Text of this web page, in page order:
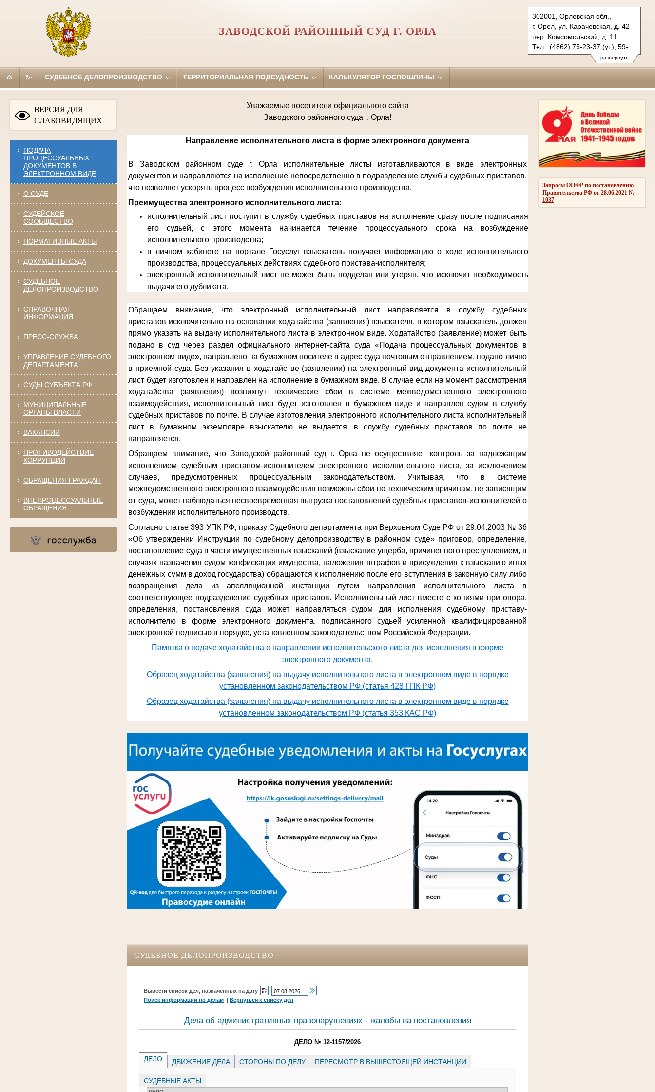
развернуть
302001, Орловская обл.,
г. Орел, ул. Карачевская, д. 42
пер. Комсомольский, д. 11
Тел.: (4862) 75-23-37 (уг.), 59-
63-47 (гражд.)
zavodskoy.orl@sudrf.ru
ЗАВОДСКОЙ РАЙОННЫЙ СУД Г. ОРЛА
СУДЕБНОЕ ДЕЛОПРОИЗВОДСТВО ТЕРРИТОРИАЛЬНАЯ ПОДСУДНОСТЬ КАЛЬКУЛЯТОР ГОСПОШЛИНЫ
ВЕРСИЯ ДЛЯ
СЛАБОВИДЯЩИХ
ПОДАЧА
ПРОЦЕССУАЛЬНЫХ
ДОКУМЕНТОВ В
ЭЛЕКТРОННОМ ВИДЕ
О СУДЕ
СУДЕЙСКОЕ
СООБЩЕСТВО
НОРМАТИВНЫЕ АКТЫ
ДОКУМЕНТЫ СУДА
СУДЕБНОЕ
ДЕЛОПРОИЗВОДСТВО
СПРАВОЧНАЯ
ИНФОРМАЦИЯ
ПРЕСС-СЛУЖБА
УПРАВЛЕНИЕ СУДЕБНОГО
ДЕПАРТАМЕНТА
СУДЫ СУБЪЕКТА РФ
МУНИЦИПАЛЬНЫЕ
ОРГАНЫ ВЛАСТИ
ВАКАНСИИ
ПРОТИВОДЕЙСТВИЕ
КОРРУПЦИИ
ОБРАЩЕНИЯ ГРАЖДАН
ВНЕПРОЦЕССУАЛЬНЫЕ
ОБРАЩЕНИЯ
Запросы ОПФР по постановлению
Правительства РФ от 28.06.2021 №
1037
Уважаемые посетители официального сайта
Заводского районного суда г. Орла!
Направление исполнительного листа в форме электронного документа
В Заводском районном суде г. Орла исполнительные листы изготавливаются в виде электронных
документов и направляются на исполнение непосредственно в подразделение службы судебных приставов,
что позволяет ускорять процесс возбуждения исполнительного производства.
Преимущества электронного исполнительного листа:
исполнительный лист поступит в службу судебных приставов на исполнение сразу после подписания
его судьей, с этого момента начинается течение процессуального срока на возбуждение
исполнительного производства;
в личном кабинете на портале Госуслуг взыскатель получает информацию о ходе исполнительного
производства, процессуальных действиях судебного пристава-исполнителя;
электронный исполнительный лист не может быть подделан или утерян, что исключит необходимость
выдачи его дубликата.
Обращаем внимание, что электронный исполнительный лист направляется в службу судебных
приставов исключительно на основании ходатайства (заявления) взыскателя, в котором взыскатель должен
прямо указать на выдачу исполнительного листа в электронном виде. Ходатайство (заявление) может быть
подано в суд через раздел официального интернет-сайта суда «Подача процессуальных документов в
электронном виде», направлено на бумажном носителе в адрес суда почтовым отправлением, подано лично
в приемной суда. Без указания в ходатайстве (заявлении) на электронный вид документа исполнительный
лист будет изготовлен и направлен на исполнение в бумажном виде. В случае если на момент рассмотрения
ходатайства (заявления) возникнут технические сбои в системе межведомственного электронного
взаимодействия, исполнительный лист будет изготовлен в бумажном виде и направлен судом в службу
судебных приставов по почте. В случае изготовления электронного исполнительного листа исполнительный
лист в бумажном экземпляре взыскателю не выдается, в службу судебных приставов по почте не
направляется.
Обращаем внимание, что Заводской районный суд г. Орла не осуществляет контроль за надлежащим
исполнением судебным приставом-исполнителем электронного исполнительного листа, за исключением
случаев, предусмотренных процессуальным законодательством. Учитывая, что в системе
межведомственного электронного взаимодействия возможны сбои по техническим причинам, не зависящим
от суда, может наблюдаться несвоевременная выгрузка постановлений судебных приставов-исполнителей о
возбуждении исполнительного производств.
Согласно статье 393 УПК РФ, приказу Судебного департамента при Верховном Суде РФ от 29.04.2003 № 36
«Об утверждении Инструкции по судебному делопроизводству в районном суде» приговор, определение,
постановление суда в части имущественных взысканий (взыскание ущерба, причиненного преступлением, в
случаях назначения судом конфискации имущества, наложения штрафов и присуждения к взысканию иных
денежных сумм в доход государства) обращаются к исполнению после его вступления в законную силу либо
возвращения дела из апелляционной инстанции путем направления исполнительного листа в
соответствующее подразделение судебных приставов. Исполнительный лист вместе с копиями приговора,
определения, постановления суда может направляться судом для исполнения судебному приставу-
исполнителю в форме электронного документа, подписанного судьей усиленной квалифицированной
электронной подписью в порядке, установленном законодательством Российской Федерации.
Памятка о подаче ходатайства о направлении исполнительского листа для исполнения в форме
электронного документа.
Образец ходатайства (заявления) на выдачу исполнительного листа в электронном виде в порядке
установленном законодательством РФ (статья 428 ГПК РФ)
Образец ходатайства (заявления) на выдачу исполнительного листа в электронном виде в порядке
установленном законодательством РФ (статья 353 КАС РФ)
СУДЕБНОЕ ДЕЛОПРОИЗВОДСТВО
Вывести список дел, назначенных на дату
Поиск информации по делам
Вернуться к списку дел
Дела об административных правонарушениях - жалобы на постановления
ДЕЛО № 12-1157/2026
ДЕЛО ДВИЖЕНИЕ ДЕЛА СТОРОНЫ ПО ДЕЛУ ПЕРЕСМОТР В ВЫШЕСТОЯЩЕЙ ИНСТАНЦИИ
СУДЕБНЫЕ АКТЫ